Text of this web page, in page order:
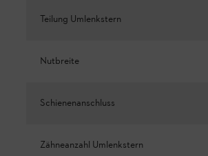
Teilung Umlenkstern
Nutbreite
Schienenanschluss
Zähneanzahl Umlenkstern